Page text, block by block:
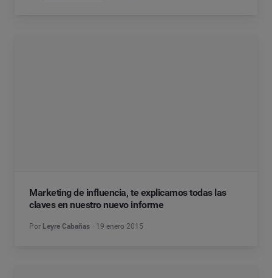
Marketing de influencia, te explicamos todas las
claves en nuestro nuevo informe
Por Leyre Cabañas 19 enero 2015